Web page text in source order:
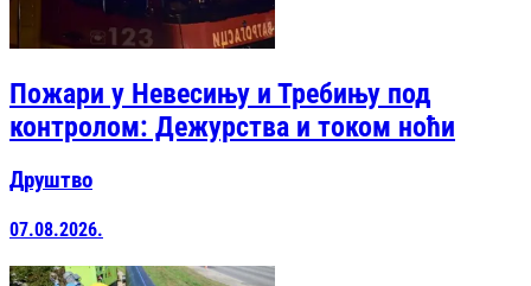
Пожари у Невесињу и Требињу под
контролом: Дежурства и током ноћи
Друштво
07.08.2026.